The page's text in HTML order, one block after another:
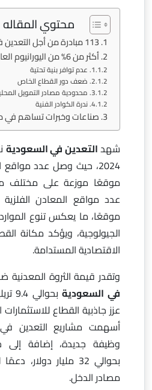
محتوي المقاله
113 مبادرة من أجل التعدين في السعودية
أكثر من 6% من اليورانيوم العالمي في السعودية
عدم توافر بنية تحتية
ضعف دور القطاع الخاص
محدودية مصادر التمويل
ندرة الكوادر الفنية
صناعات وخبرات تساهم في
شهدالتعدين في السعودية
موقعًا موزعة على مختلف
موقعًا، ما يعكس تنوع
الجيولوجية، ويؤكد مكانة
الاقتصادية المستدامة.
وتقدر قيمة الثروة
في السعودية
عزز جاذبية القطاع
وظيفة جديدة، إضافة إلى
بحوالي 32 مليار
مصادر الدخل.